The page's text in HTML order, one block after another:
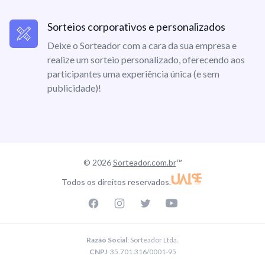
Sorteios corporativos e personalizados
Deixe o Sorteador com a cara da sua empresa e
realize um sorteio personalizado, oferecendo aos
participantes uma experiência única (e sem
publicidade)!
© 2026Sorteador.com.br™
Todos os direitos reservados.
Razão Social: Sorteador Ltda.
CNPJ: 35.701.316/0001-95